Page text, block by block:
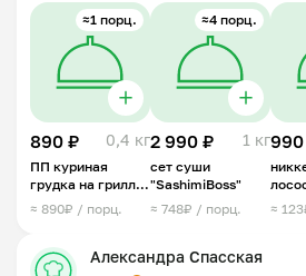
≈1 порц.
890 ₽ 0,4 кг
ПП куриная
грудка на грилле
с тартаром из
≈ 890₽ / порц.
≈4 порц.
2 990 ₽ 1 кг
сет суши
"SashimiBoss"
≈ 748₽ / порц.
≈
Александра Спасская